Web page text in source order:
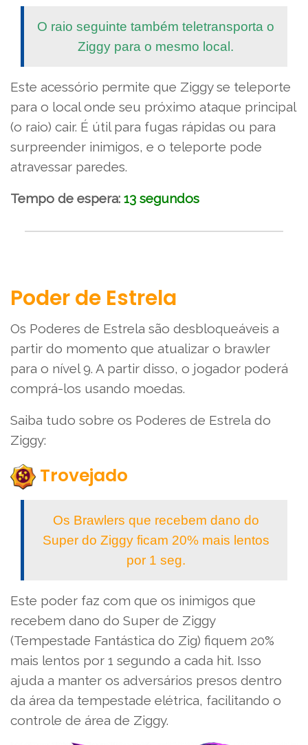
O raio seguinte também teletransporta o
Ziggy para o mesmo local.
Este acessório permite que Ziggy se teleporte
para o local onde seu próximo ataque principal
(o raio) cair. É útil para fugas rápidas ou para
surpreender inimigos, e o teleporte pode
atravessar paredes.
Tempo de espera: 13 segundos
Poder de Estrela
Os Poderes de Estrela são desbloqueáveis a
partir do momento que atualizar o brawler
para o nível 9. A partir disso, o jogador poderá
comprá-los usando moedas.
Saiba tudo sobre os Poderes de Estrela do
Ziggy:
Trovejado
Os Brawlers que recebem dano do
Super do Ziggy ficam 20% mais lentos
por 1 seg.
Este poder faz com que os inimigos que
recebem dano do Super de Ziggy
(Tempestade Fantástica do Zig) fiquem 20%
mais lentos por 1 segundo a cada hit. Isso
ajuda a manter os adversários presos dentro
da área da tempestade elétrica, facilitando o
controle de área de Ziggy.